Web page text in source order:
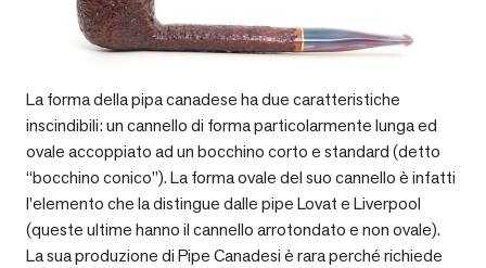
La forma della pipa canadese ha due caratteristiche
inscindibili: un cannello di forma particolarmente lunga ed
ovale accoppiato ad un bocchino corto e standard (detto
“bocchino conico”). La forma ovale del suo cannello è infatti
l’elemento che la distingue dalle pipe Lovat e Liverpool
(queste ultime hanno il cannello arrotondato e non ovale).
La sua produzione di Pipe Canadesi è rara perché richiede